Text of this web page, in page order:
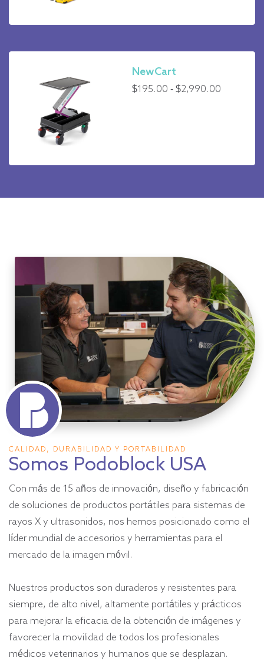
NewCart
$195.00 - $2,990.00Rango
CALIDAD, DURABILIDAD Y PORTABILIDAD
Somos Podoblock USA
Con más de 15 años de innovación, diseño y fabricación
de soluciones de productos portátiles para sistemas de
rayos X y ultrasonidos, nos hemos posicionado como el
líder mundial de accesorios y herramientas para el
mercado de la imagen móvil.
Nuestros productos son duraderos y resistentes para
siempre, de alto nivel, altamente portátiles y prácticos
para mejorar la eficacia de la obtención de imágenes y
favorecer la movilidad de todos los profesionales
médicos veterinarios y humanos que se desplazan.